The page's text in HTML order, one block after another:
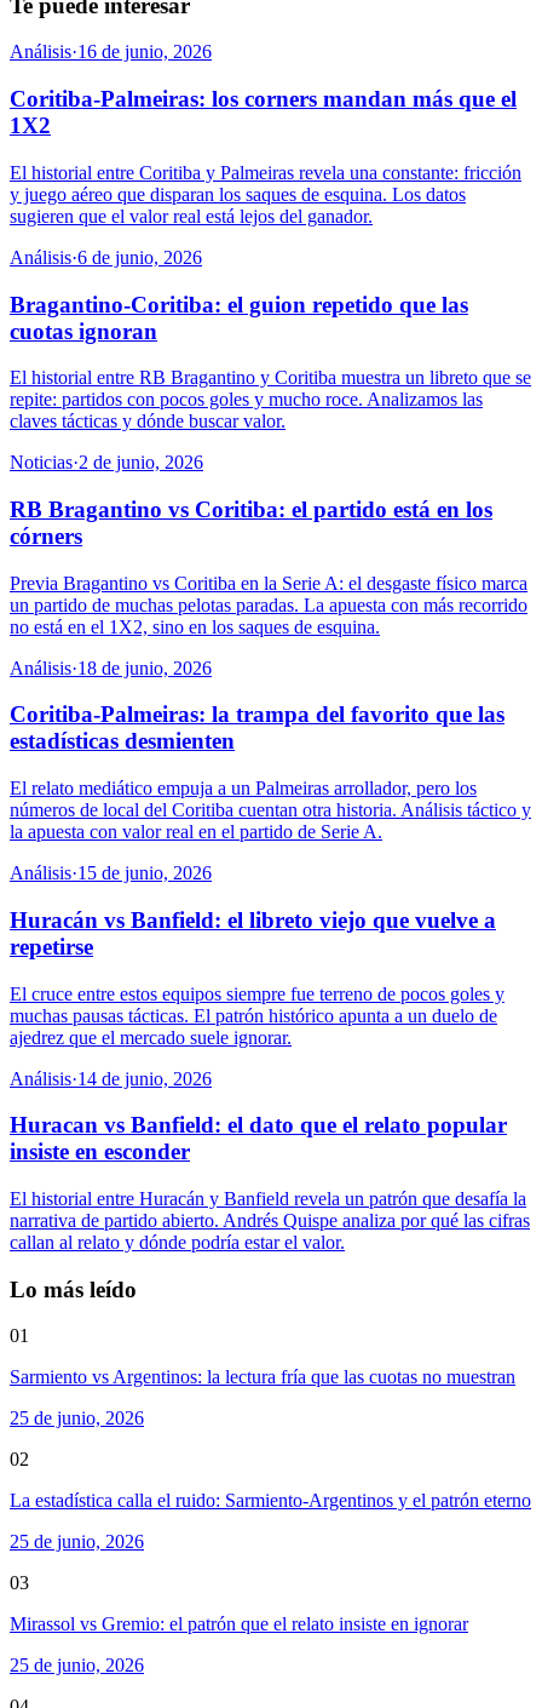
Análisis·16 de junio, 2026
Coritiba-Palmeiras: los corners mandan más que el
1X2
El historial entre Coritiba y Palmeiras revela una constante: fricción
y juego aéreo que disparan los saques de esquina. Los datos
sugieren que el valor real está lejos del ganador.
Análisis·6 de junio, 2026
Bragantino-Coritiba: el guion repetido que las
cuotas ignoran
El historial entre RB Bragantino y Coritiba muestra un libreto que se
repite: partidos con pocos goles y mucho roce. Analizamos las
claves tácticas y dónde buscar valor.
Noticias·2 de junio, 2026
RB Bragantino vs Coritiba: el partido está en los
córners
Previa Bragantino vs Coritiba en la Serie A: el desgaste físico marca
un partido de muchas pelotas paradas. La apuesta con más recorrido
no está en el 1X2, sino en los saques de esquina.
Análisis·18 de junio, 2026
Coritiba-Palmeiras: la trampa del favorito que las
estadísticas desmienten
El relato mediático empuja a un Palmeiras arrollador, pero los
números de local del Coritiba cuentan otra historia. Análisis táctico y
la apuesta con valor real en el partido de Serie A.
Análisis·15 de junio, 2026
Huracán vs Banfield: el libreto viejo que vuelve a
repetirse
El cruce entre estos equipos siempre fue terreno de pocos goles y
muchas pausas tácticas. El patrón histórico apunta a un duelo de
ajedrez que el mercado suele ignorar.
Análisis·14 de junio, 2026
Huracan vs Banfield: el dato que el relato popular
insiste en esconder
El historial entre Huracán y Banfield revela un patrón que desafía la
narrativa de partido abierto. Andrés Quispe analiza por qué las cifras
callan al relato y dónde podría estar el valor.
Lo más leído
01
Sarmiento vs Argentinos: la lectura fría que las cuotas no muestran
25 de junio, 2026
02
La estadística calla el ruido: Sarmiento-Argentinos y el patrón eterno
25 de junio, 2026
03
Mirassol vs Gremio: el patrón que el relato insiste en ignorar
25 de junio, 2026